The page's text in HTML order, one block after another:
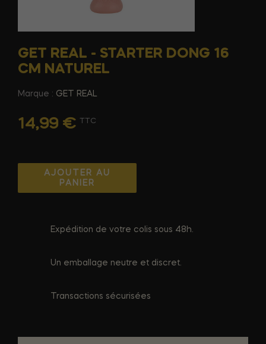
GET REAL - STARTER DONG 16
CM NATUREL
Marque : GET REAL
14,99 € TTC
AJOUTER AU
PANIER
Expédition de votre colis sous 48h.
Un emballage neutre et discret.
Transactions sécurisées